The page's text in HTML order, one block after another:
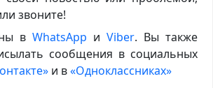
звоните!
в WhatsApp иViber. Вы также
сообщения в социальных
и в«Одноклассниках»